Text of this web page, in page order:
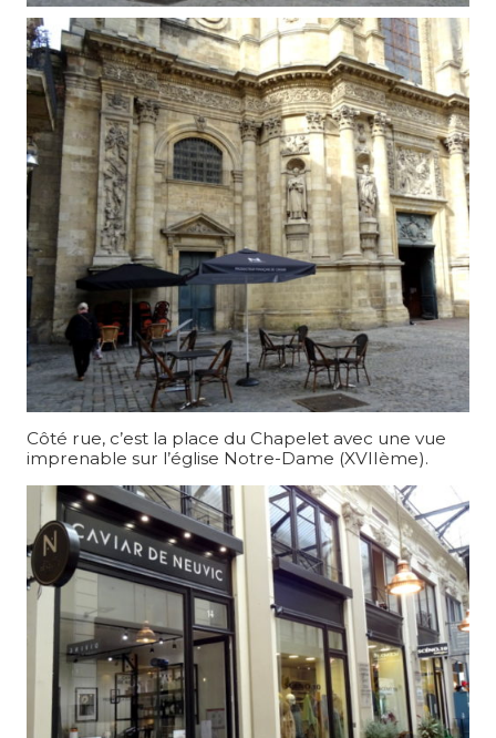
Côté rue, c’est la place du Chapelet avec une vue
imprenable sur l’église Notre-Dame (XVIIème).